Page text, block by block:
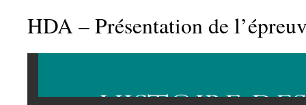
HDA – Présentation de